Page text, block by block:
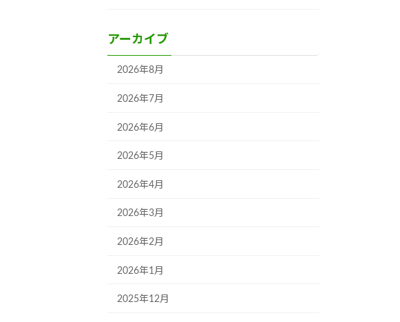
アーカイブ
2026年8月
2026年7月
2026年6月
2026年5月
2026年4月
2026年3月
2026年2月
2026年1月
2025年12月